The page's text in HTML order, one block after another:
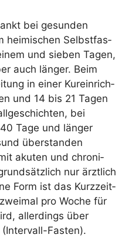
bei gesun­den
hei­mi­schen Selbst­fas­
und sie­ben Tagen,
auch län­ger. Beim
in einer Kur­ein­rich­
und 14 bis 21 Tagen
bei
Tage und län­ger
über­stan­den
aku­ten und chro­ni­
nur ärzt­lich
Form ist das Kurz­zeit­
pro Woche für
aller­dings über
Fas­ten).